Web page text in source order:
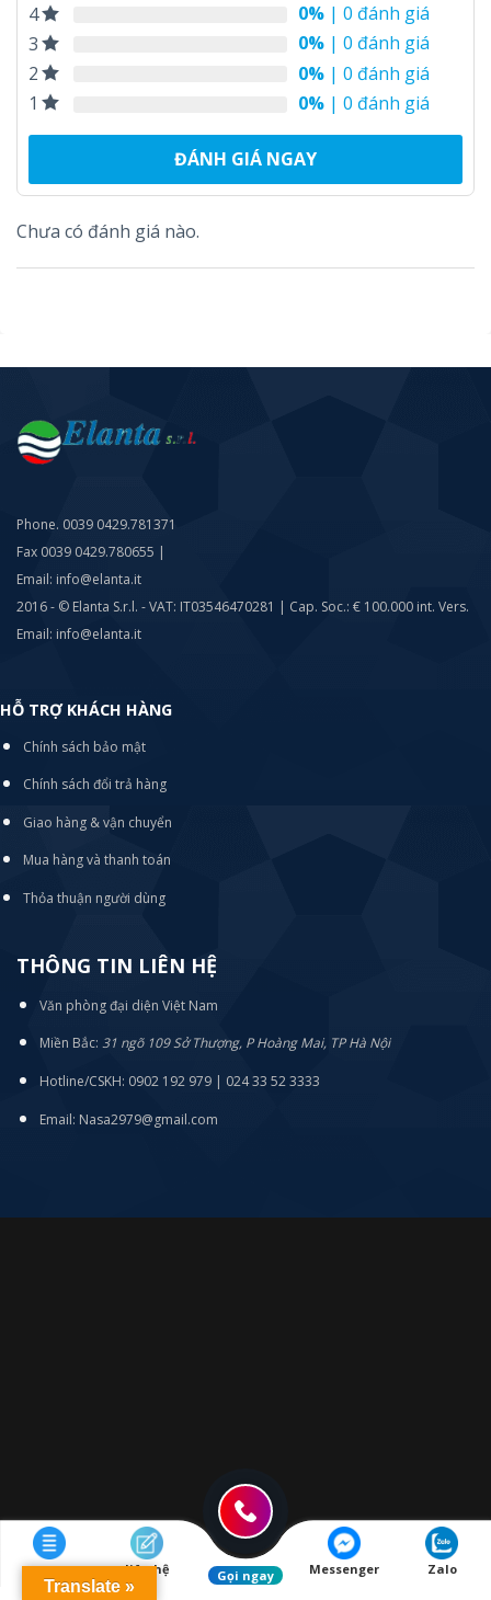
4
0% | 0 đánh giá
3
0% | 0 đánh giá
2
0% | 0 đánh giá
1
0% | 0 đánh giá
ĐÁNH GIÁ NGAY
Chưa có đánh giá nào.
Phone. 0039 0429.781371
Fax 0039 0429.780655 |
Email: info@elanta.it
2016 - © Elanta S.r.l. - VAT: IT03546470281 | Cap. Soc.: € 100.000 int. Vers.
Email: info@elanta.it
HỖ TRỢ KHÁCH HÀNG
Chính sách bảo mật
Chính sách đổi trả hàng
Giao hàng & vận chuyển
Mua hàng và thanh toán
Thỏa thuận người dùng
THÔNG TIN LIÊN HỆ
Văn phòng đại diện Việt Nam
Miền Bắc: 31 ngõ 109 Sở Thượng, P Hoàng Mai, TP Hà Nội
Hotline/CSKH: 0902 192 979 | 024 33 52 3333
Email: Nasa2979@gmail.com
Translate »
Menu liên hệ Gọi ngay Messenger Zalo